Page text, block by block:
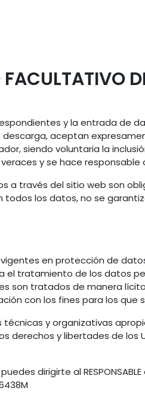
y la entrada
aceptan
siendo voluntaria la
veraces y se hace
a través del sitio web son
todos los datos, no se
en protección de datos
el tratamiento de los datos
son tratados de manera
con los fines para los que
técnicas y organizativas
derechos y libertades de
dirigirte al RESPONSABLE a